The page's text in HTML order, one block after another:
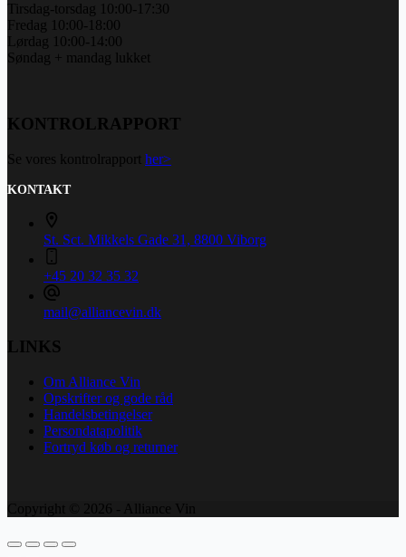
Tirsdag-torsdag 10:00-17:30
Fredag 10:00-18:00
Lørdag 10:00-14:00
Søndag + mandag lukket
KONTROLRAPPORT
Se vores kontrolrapport her>
KONTAKT
St. Sct. Mikkels Gade 31, 8800 Viborg
+45 20 32 35 32
mail@alliancevin.dk
LINKS
Om Alliance Vin
Opskrifter og gode råd
Handelsbetingelser
Persondatapolitik
Fortryd køb og returner
Copyright © 2026 - Alliance Vin